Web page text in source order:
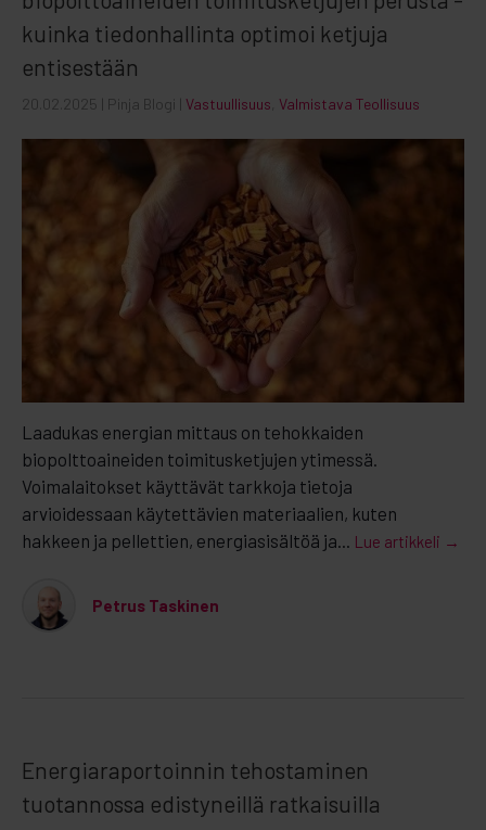
kuinka tiedonhallinta optimoi ketjuja
entisestään
20.02.2025 | Pinja Blogi | Vastuullisuus Valmistava Teollisuus
Laadukas energian mittaus on tehokkaiden
biopolttoaineiden toimitusketjujen ytimessä.
Voimalaitokset käyttävät tarkkoja tietoja
arvioidessaan käytettävien materiaalien, kuten
hakkeen ja pellettien, energiasisältöä ja... Lue artikkeli →
Petrus Taskinen
Energiaraportoinnin tehostaminen
tuotannossa edistyneillä ratkaisuilla